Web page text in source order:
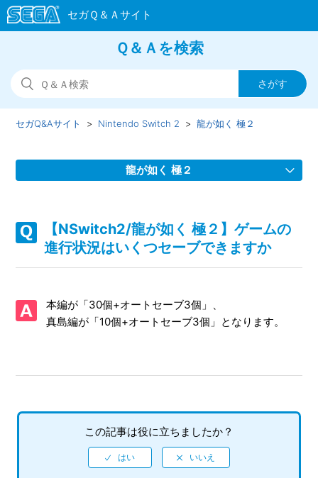
Ｑ＆Ａを検索
セガQ&Aサイト Nintendo Switch 2 龍が如く 極２
龍が如く 極２
まらなくなる等の効果をもつ装備品はありますか
【NSwitch2/龍が如く 極２】Steam版の問い合わせ先はどこ
【NSwitch2/龍が如く 極２】取扱説明書（マニュアル）はあ
りますか
画撮影機能に対応していますか
【NSwitch2/龍が如く 極２】何をしたらいいか、どこへ行け
【NSwitch2/龍が如く 極２】ゲームの
進行状況はいくつセーブできますか
本編が「30個+オートセーブ3個」、
真島編が「10個+オートセーブ3個」となります。
この記事は役に立ちましたか？